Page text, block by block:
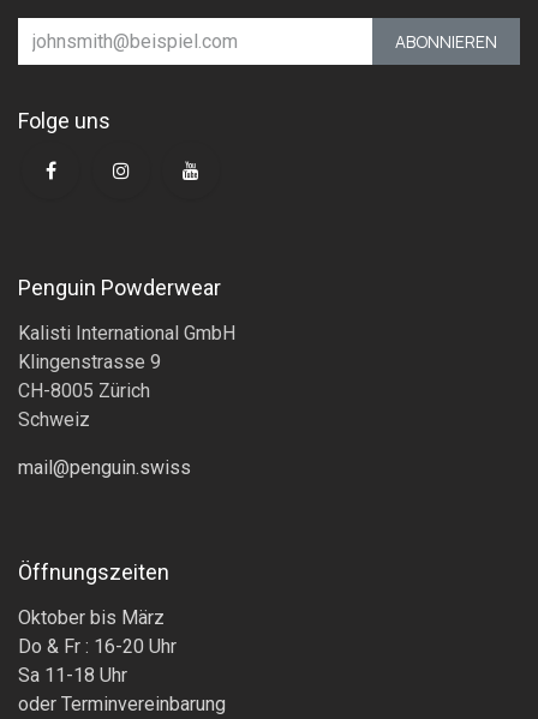
ABONNIEREN
Folge uns
Penguin Powderwear
Kalisti International GmbH
Klingenstrasse 9
CH-8005 Zürich
Schweiz
mail@penguin.swiss
Öffnungszeiten
Oktober bis März
Do & Fr : 16-20 Uhr
Sa 11-18 Uhr
oder Terminvereinbarung